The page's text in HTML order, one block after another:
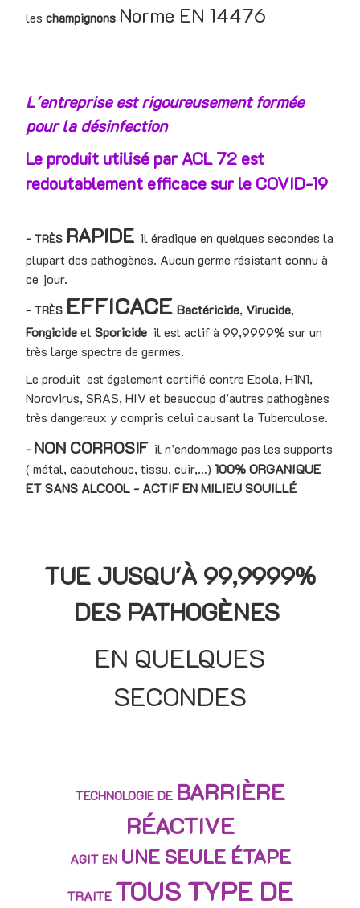
les champignons Norme EN 14476
L'entreprise est rigoureusement formée
pour la désinfection
Le produit utilisé par ACL 72 est
redoutablement efficace sur le COVID-19
- TRÈS RAPIDE il éradique en quelques secondes la
plupart des pathogènes. Aucun germe résistant connu à
ce jour.
- TRÈS EFFICACE Bactéricide, Virucide,
FongicideetSporicide il est actif à 99,9999% sur un
très large spectre de germes.
Le produit est également certifié contre Ebola, H1N1,
Norovirus, SRAS, HIV et beaucoup d’autres pathogènes
très dangereux y compris celui causant la Tuberculose.
- NON CORROSIF il n’endommage pas les supports
( métal, caoutchouc, tissu, cuir,…) 100% ORGANIQUE
ET SANS ALCOOL - ACTIF EN MILIEU SOUILLÉ
TUE JUSQU'À 99,9999%
DES PATHOGÈNES
EN QUELQUES
SECONDES
TECHNOLOGIE DE BARRIÈRE
RÉACTIVE
AGIT EN UNE SEULE ÉTAPE
TRAITE TOUS TYPE DE